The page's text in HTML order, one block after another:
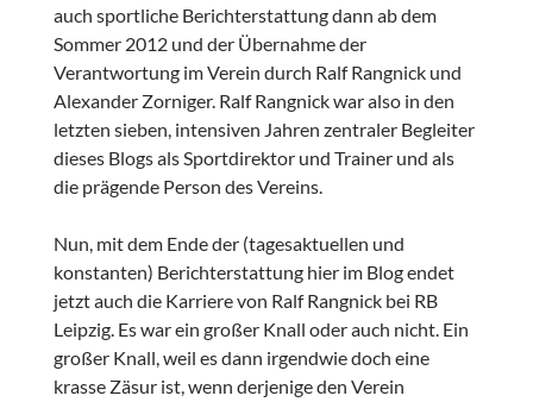
auch sportliche Berichterstattung dann ab dem
Sommer 2012 und der Übernahme der
Verantwortung im Verein durch Ralf Rangnick und
Alexander Zorniger. Ralf Rangnick war also in den
letzten sieben, intensiven Jahren zentraler Begleiter
dieses Blogs als Sportdirektor und Trainer und als
die prägende Person des Vereins.
Nun, mit dem Ende der (tagesaktuellen und
konstanten) Berichterstattung hier im Blog endet
jetzt auch die Karriere von Ralf Rangnick bei RB
Leipzig. Es war ein großer Knall oder auch nicht. Ein
großer Knall, weil es dann irgendwie doch eine
krasse Zäsur ist, wenn derjenige den Verein